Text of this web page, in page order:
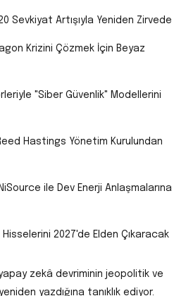
Sevkiyat Artışıyla Yeniden Zirvede
Krizini Çözmek İçin Beyaz
"Siber Güvenlik" Modellerini
Hastings Yönetim Kurulundan
ile Dev Enerji Anlaşmalarına
2027'de Elden Çıkaracak
zekâ devriminin jeopolitik ve
yazdığına tanıklık ediyor.